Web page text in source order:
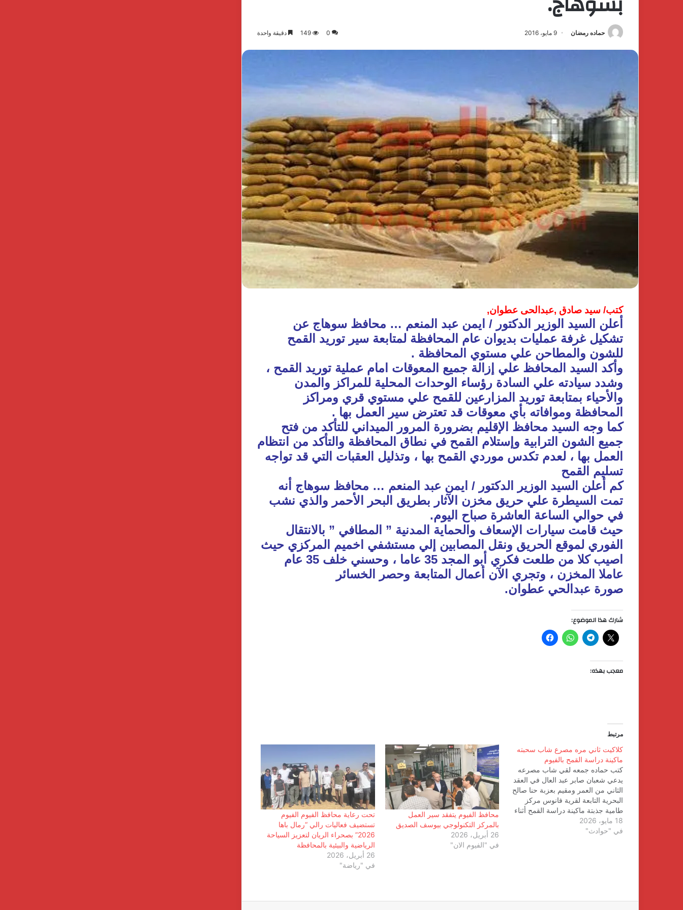
حماده رمضان 9 مايو، 2016 0
149 دقيقة واحدة
كتب/ سيد صادق ,عبدالحى عطوان,
أعلن السيد الوزير الدكتور / ايمن عبد المنعم … محافظ سوهاج عن
تشكيل غرفة عمليات بديوان عام المحافظة لمتابعة سير توريد القمح
للشون والمطاحن علي مستوي المحافظة .
وأكد السيد المحافظ علي إزالة جميع المعوقات امام عملية توريد القمح ،
وشدد سيادته علي السادة رؤساء الوحدات المحلية للمراكز والمدن
والأحياء بمتابعة توريد المزارعين للقمح علي مستوي قري ومراكز
المحافظة وموافاته بأي معوقات قد تعترض سير العمل بها .
كما وجه السيد محافظ الإقليم بضرورة المرور الميداني للتأكد من فتح
جميع الشون الترابية وإستلام القمح في نطاق المحافظة والتأكد من انتظام
العمل بها ، لعدم تكدس موردي القمح بها ، وتذليل العقبات التي قد تواجه
تسليم القمح
كم أعلن السيد الوزير الدكتور / ايمن عبد المنعم … محافظ سوهاج أنه
تمت السيطرة علي حريق مخزن الآثار بطريق البحر الأحمر والذي نشب
في حوالي الساعة العاشرة صباح اليوم.
حيث قامت سيارات الإسعاف والحماية المدنية ” المطافي ” بالانتقال
الفوري لموقع الحريق ونقل المصابين إلي مستشفي اخميم المركزي حيث
اصيب كلا من طلعت فكري أبو المجد 35 عاما ، وحسني خلف 35 عام
عاملا المخزن ، وتجري الآن أعمال المتابعة وحصر الخسائر
صورة عبدالحي عطوان.
شارك هذا الموضوع:
معجب بهذه:
مرتبط
كلاكيت ثاني مره مصرع شاب سحبته
ماكينة دراسة القمح بالفيوم
كتب حماده جمعه لقي شاب مصرعه
يدعي شعبان صابر عبد العال في العقد
الثاني من العمر ومقيم بعزبة حنا صالح
البحرية التابعة لقرية فانوس مركز
طامية جذبتة ماكينة دراسة القمح أثناء
دارس محصول القمح تلقي اللواء أحمد
عزت مدير أمن الفيوم إخطار من
18 مايو، 2026
في "حوادث"
محافظ الفيوم يتفقد سير العمل
بالمركز التكنولوجي بيوسف الصديق
26 أبريل، 2026
في "الفيوم الان"
تحت رعاية محافظ الفيوم الفيوم
تستضيف فعاليات رالي “رمال باها
2026” بصحراء الريان لتعزيز السياحة
الرياضية والبيئية بالمحافظة
26 أبريل، 2026
في "رياضة"
انطلاق شركة « ZEE Properties» بالسوق
العقاري المصري بمحفظة مشروعات
مستهدفة تتجاوز ٢٠ مليار جنيه
افتتاح المبنى الرئيسي لمستشفى الناس
باسم الراحل خميس عصفور